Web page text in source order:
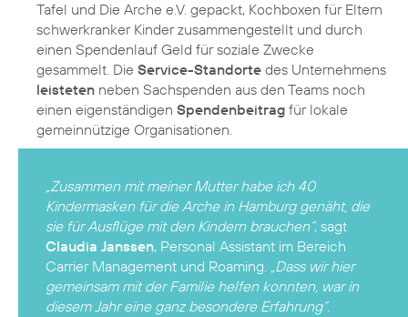
Tafel und Die Arche e.V. gepackt, Kochboxen für Eltern
schwerkranker Kinder zusammengestellt und durch
einen Spendenlauf Geld für soziale Zwecke
gesammelt. Die Service-Standorte des Unternehmens
leisteten neben Sachspenden aus den Teams noch
einen eigenständigen Spendenbeitrag für lokale
gemeinnützige Organisationen.
„Zusammen mit meiner Mutter habe ich 40
Kindermasken für die Arche in Hamburg genäht, die
sie für Ausflüge mit den Kindern brauchen“, sagt
Claudia Janssen, Personal Assistant im Bereich
Carrier Management und Roaming. „Dass wir hier
gemeinsam mit der Familie helfen konnten, war in
diesem Jahr eine ganz besondere Erfahrung“.